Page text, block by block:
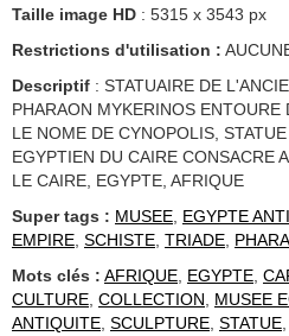
Taille image HD : 5315 x 3543 px
Restrictions d'utilisation :
Descriptif : STATUAIRE DE
PHARAON MYKERINOS ENTOURE
LE NOME DE CYNOPOLIS,
EGYPTIEN DU CAIRE CONSACRE
LE CAIRE, EGYPTE, AFRIQUE
Super tags : MUSEE, EGYPTE
EMPIRE, SCHISTE, TRIADE,
Mots clés : AFRIQUE, EGYPTE,
CULTURE, COLLECTION, MUSEE
ANTIQUITE, SCULPTURE, STATUE,